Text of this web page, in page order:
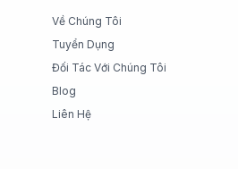
Về Chúng Tôi
Tuyển Dụng
Đối Tác Với Chúng Tôi
Blog
Liên Hệ